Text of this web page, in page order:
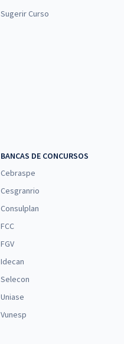
Sugerir Curso
BANCAS DE CONCURSOS
Cebraspe
Cesgranrio
Consulplan
FCC
FGV
Idecan
Selecon
Uniase
Vunesp